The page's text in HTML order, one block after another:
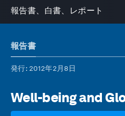
報告書、白書、レポート
報告書
発行: 2012年2月8日
Well-being and